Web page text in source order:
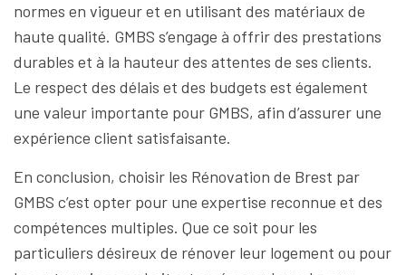
normes en vigueur et en utilisant des matériaux de
haute qualité. GMBS s’engage à offrir des prestations
durables et à la hauteur des attentes de ses clients.
Le respect des délais et des budgets est également
une valeur importante pour GMBS, afin d’assurer une
expérience client satisfaisante.
En conclusion, choisir les Rénovation de Brest par
GMBS c’est opter pour une expertise reconnue et des
compétences multiples. Que ce soit pour les
particuliers désireux de rénover leur logement ou pour